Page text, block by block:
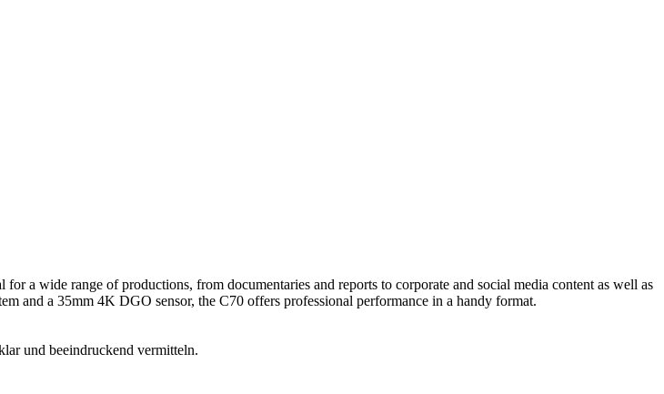
a wide range of productions, from documentaries and reports to corporate and social media content as well as
and a 35mm 4K DGO sensor, the C70 offers professional performance in a handy format.